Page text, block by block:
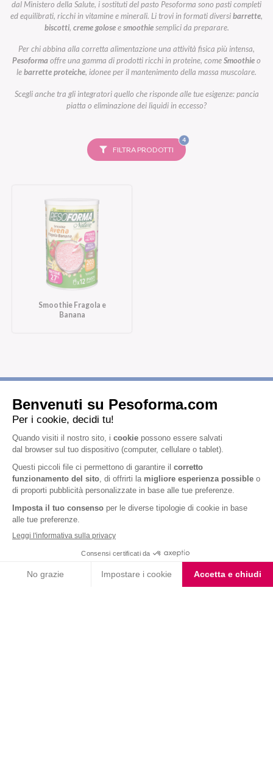
dal Ministero della Salute, i sostituti del pasto Pesoforma sono pasti completi
ed equilibrati, ricchi in vitamine e minerali. Li trovi in formati diversibarrette,
biscotti, creme goloseesmoothiesemplici da preparare.
Per chi abbina alla corretta alimentazione una attività fisica più intensa,
Pesoformaoffre una gamma di prodotti ricchi in proteine, comeSmoothieo
lebarrette proteiche, idonee per il mantenimento della massa muscolare.
Scegli anche tra gli integratori quello che risponde alle tue esigenze: pancia
piatta o eliminazione dei liquidi in eccesso?
FILTRA PRODOTTI
4FILTRI
SELEZIONATI
Smoothie Fragola e
Banana
Iscriviti alla newsletter
informativa privacy
, acconsento all'iscrizione alla newsletter
periodica di Nutrition et Santé
Nutrition & Sante' Italia Spa